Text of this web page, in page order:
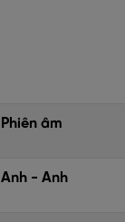
Phiên âm
Anh - Anh